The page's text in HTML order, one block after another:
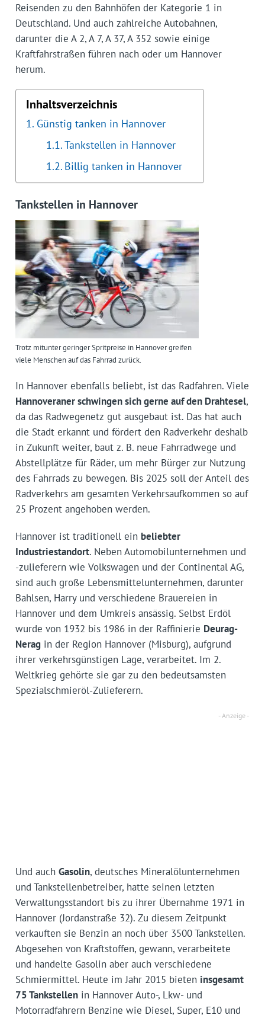
Reisenden zu den Bahnhöfen der Kategorie 1 in
Deutschland. Und auch zahlreiche Autobahnen,
darunter die A 2, A 7, A 37, A 352 sowie einige
Kraftfahrstraßen führen nach oder um Hannover
herum.
Inhaltsverzeichnis
Günstig tanken in Hannover
Tankstellen in Hannover
Billig tanken in Hannover
Tankstellen in Hannover
Trotz mitunter geringer Spritpreise in Hannover greifen
viele Menschen auf das Fahrrad zurück.
In Hannover ebenfalls beliebt, ist das Radfahren. Viele
Hannoveraner schwingen sich gerne auf den Drahtesel,
da das Radwegenetz gut ausgebaut ist. Das hat auch
die Stadt erkannt und fördert den Radverkehr deshalb
in Zukunft weiter, baut z. B. neue Fahrradwege und
Abstellplätze für Räder, um mehr Bürger zur Nutzung
des Fahrrads zu bewegen. Bis 2025 soll der Anteil des
Radverkehrs am gesamten Verkehrsaufkommen so auf
25 Prozent angehoben werden.
Hannover ist traditionell ein beliebter
Industriestandort. Neben Automobilunternehmen und
-zulieferern wie Volkswagen und der Continental AG,
sind auch große Lebensmittelunternehmen, darunter
Bahlsen, Harry und verschiedene Brauereien in
Hannover und dem Umkreis ansässig. Selbst Erdöl
wurde von 1932 bis 1986 in der Raffinierie Deurag-
Neragin der Region Hannover (Misburg), aufgrund
ihrer verkehrsgünstigen Lage, verarbeitet. Im 2.
Weltkrieg gehörte sie gar zu den bedeutsamsten
Spezialschmieröl-Zulieferern.
Und auch Gasolin, deutsches Mineralölunternehmen
und Tankstellenbetreiber, hatte seinen letzten
Verwaltungsstandort bis zu ihrer Übernahme 1971 in
Hannover (Jordanstraße 32). Zu diesem Zeitpunkt
verkauften sie Benzin an noch über 3500 Tankstellen.
Abgesehen von Kraftstoffen, gewann, verarbeitete
und handelte Gasolin aber auch verschiedene
Schmiermittel. Heute im Jahr 2015 bieten insgesamt
75 Tankstellenin Hannover Auto-, Lkw- und
Motorradfahrern Benzine wie Diesel, Super, E10 und